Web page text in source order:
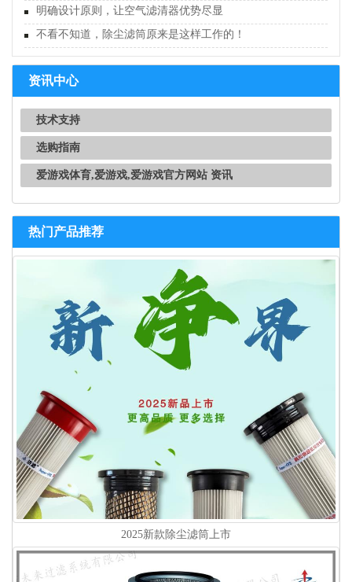
明确设计原则，让空气滤清器优势尽显
不看不知道，除尘滤筒原来是这样工作的！
资讯中心
技术支持
选购指南
爱游戏体育,爱游戏,爱游戏官方网站 资讯
热门产品推荐
2025新款除尘滤筒上市